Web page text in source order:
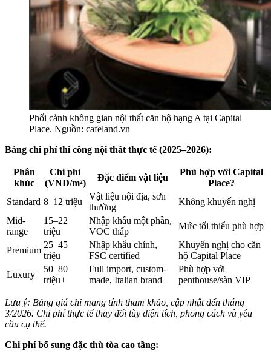
Phối cảnh không gian nội thất căn hộ hạng A tại Capital
Place. Nguồn: cafeland.vn
Bảng chi phí thi công nội thất thực tế (2025–2026):
Phân
khúc
Chi phí
(VNĐ/m²)
Đặc điểm vật liệu
Phù hợp với Capital
Place?
Standard 8–12 triệu
Vật liệu nội địa, sơn
thường
Không khuyến nghị
Mid-
range
15–22
triệu
Nhập khẩu một phần,
VOC thấp
Mức tối thiểu phù hợp
Premium
25–45
triệu
Nhập khẩu chính,
FSC certified
Khuyến nghị cho căn
hộ Capital Place
Luxury
50–80
triệu+
Full import, custom-
made, Italian brand
Phù hợp với
penthouse/sàn VIP
Lưu ý: Bảng giá chỉ mang tính tham khảo, cập nhật đến tháng
3/2026. Chi phí thực tế thay đổi tùy diện tích, phong cách và yêu
cầu cụ thể.
Chi phí bổ sung đặc thù tòa cao tầng: